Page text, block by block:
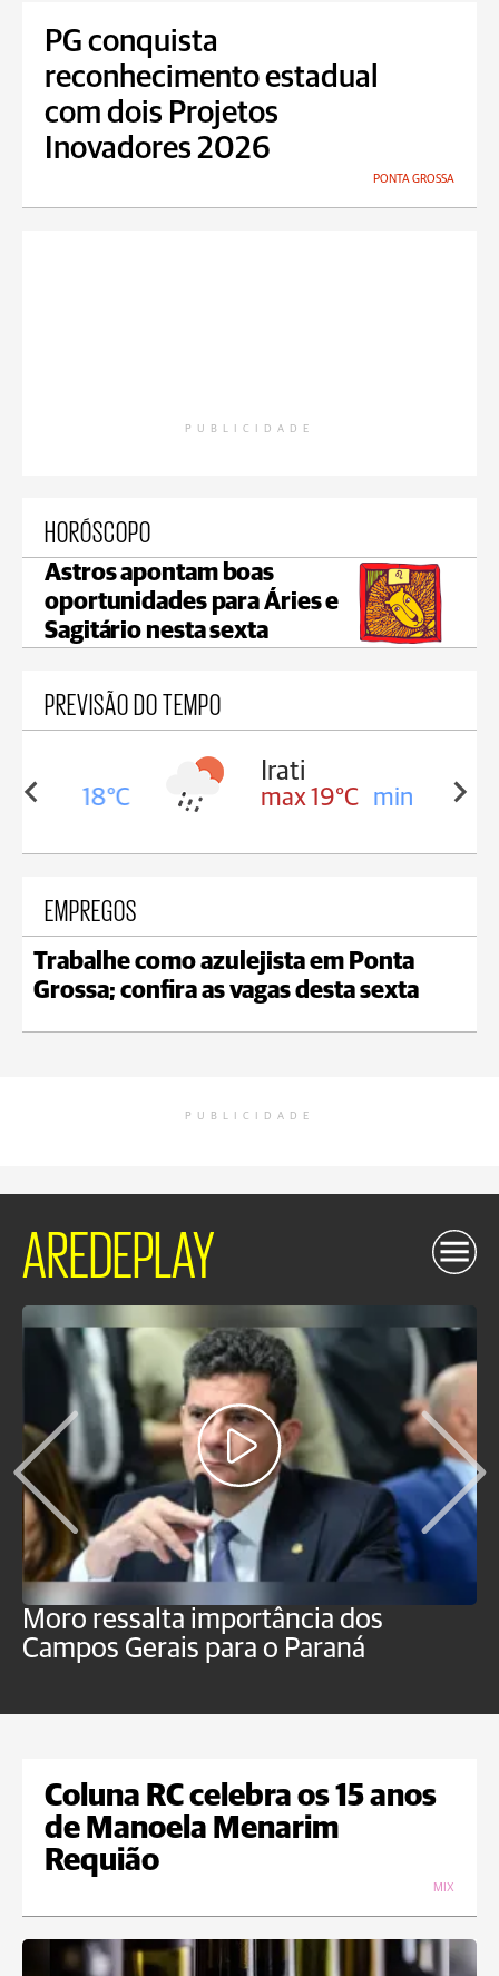
PG conquista
reconhecimento estadual
com dois Projetos
Inovadores 2026
PONTA GROSSA
PUBLICIDADE
HORÓSCOPO
Astros apontam boas
oportunidades para Áries e
Sagitário nesta sexta
PREVISÃO DO TEMPO
18°C
Irati
max 19°C min 17°C
EMPREGOS
Trabalhe como azulejista em Ponta
Grossa; confira as vagas desta sexta
PUBLICIDADE
AREDEPLAY
Moro ressalta importância dos
Campos Gerais para o Paraná
Coluna RC celebra os 15 anos
de Manoela Menarim
Requião
MIX